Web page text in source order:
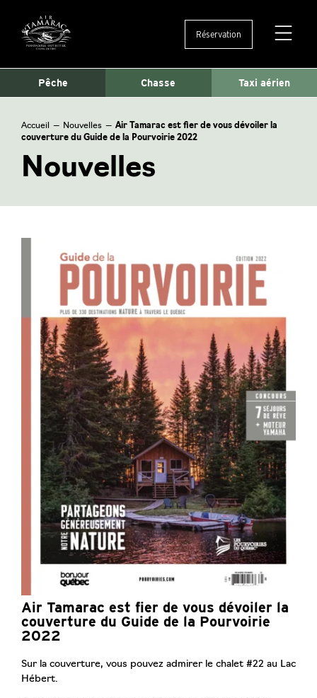
Réservation
et
Pêche Chasse Taxi aérien
Accueil — Nouvelles — Air Tamarac est fier de vous dévoiler la
couverture du Guide de la Pourvoirie 2022
Nouvelles
Air Tamarac est fier de vous dévoiler la
couverture du Guide de la Pourvoirie
2022
Sur la couverture, vous pouvez admirer le chalet #22 au Lac
Hébert.